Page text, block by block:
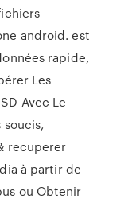
android. est
rapide,
Les
Avec Le
recuperer
à partir de
ou Obtenir